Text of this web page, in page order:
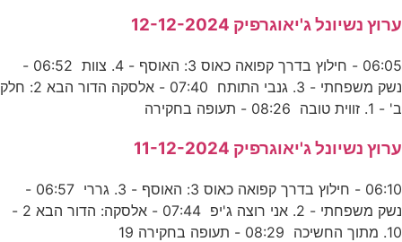
ערוץ נשיונל ג'יאוגרפיק 12-12-2024
06:05 - חילוץ בדרך קפואה כאוס 3: האוסף - 4. צוות 06:52 -
נשק משפחתי - 3. גנבי התותח 07:40 - אלסקה הדור הבא 2: חלק
ב' - 1. זווית טובה 08:26 - תעופה בחקירה
ערוץ נשיונל ג'יאוגרפיק 11-12-2024
06:10 - חילוץ בדרך קפואה כאוס 3: האוסף - 3. גררי 06:57 -
נשק משפחתי - 2. אני רוצה ג'יפ 07:44 - אלסקה: הדור הבא 2 -
10. מתוך החשיכה 08:29 - תעופה בחקירה 19